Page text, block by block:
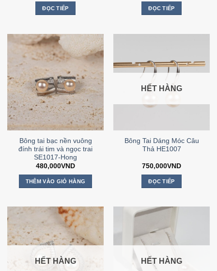
ĐỌC TIẾP ĐỌC TIẾP
Bông tai bạc nền vuông
đính trái tim và ngọc trai
SE1017-Hong
480,000VND
THÊM VÀO GIỎ HÀNG
HẾT HÀNG
Bông Tai Dáng Móc Câu
Thả HE1007
750,000VND
ĐỌC TIẾP
HẾT HÀNG HẾT HÀNG